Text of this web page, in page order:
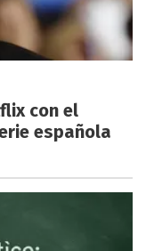
con el
española